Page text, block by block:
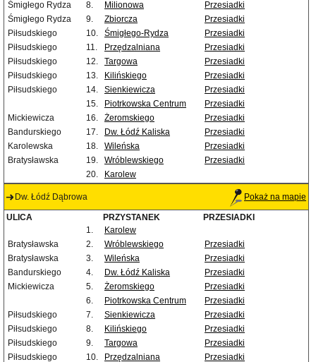
Śmigłego Rydza
8. Milionowa
Przesiadki
Śmigłego Rydza
9. Zbiorcza
Przesiadki
Piłsudskiego
10. Śmigłego-Rydza
Przesiadki
Piłsudskiego
11. Przędzalniana
Przesiadki
Piłsudskiego
12. Targowa
Przesiadki
Piłsudskiego
13. Kilińskiego
Przesiadki
Piłsudskiego
14. Sienkiewicza
Przesiadki
15.
Piotrkowska Centrum
Przesiadki
Mickiewicza
16. Żeromskiego
Przesiadki
Bandurskiego
17. Dw. Łódź Kaliska
Przesiadki
Karolewska
18. Wileńska
Przesiadki
Bratysławska
19. Wróblewskiego
Przesiadki
20.
Karolew
Dw. Łódź Dąbrowa Pokaż na mapie
ULICA PRZYSTANEK
PRZESIADKI
1.
Karolew
Bratysławska
2. Wróblewskiego
Przesiadki
Bratysławska
3. Wileńska
Przesiadki
Bandurskiego
4. Dw. Łódź Kaliska
Przesiadki
Mickiewicza
5. Żeromskiego
Przesiadki
6.
Piotrkowska Centrum
Przesiadki
Piłsudskiego
7. Sienkiewicza
Przesiadki
Piłsudskiego
8. Kilińskiego
Przesiadki
Piłsudskiego
9. Targowa
Przesiadki
Piłsudskiego
10. Przędzalniana
Przesiadki